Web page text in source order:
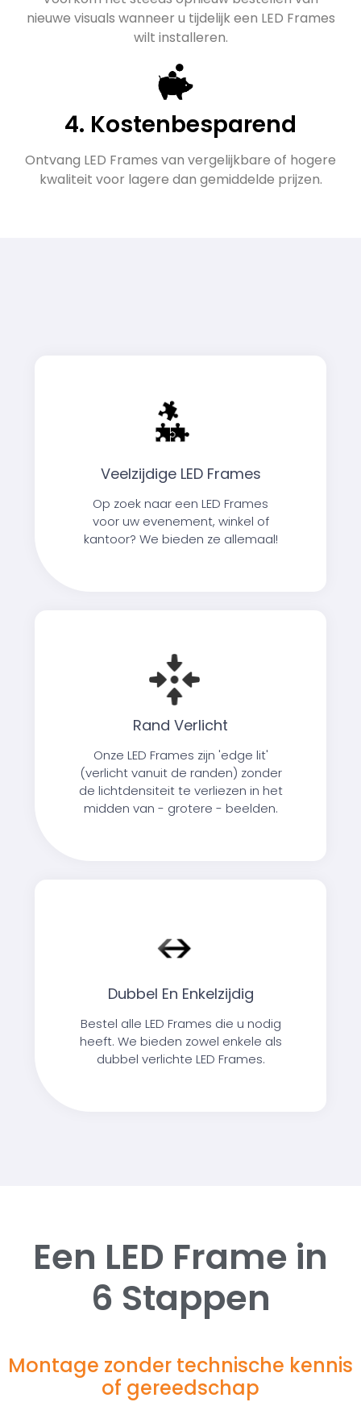
nieuwe visuals wanneer u tijdelijk een LED Frames
wilt installeren.
4. Kostenbesparend
Ontvang LED Frames van vergelijkbare of hogere
kwaliteit voor lagere dan gemiddelde prijzen.
Veelzijdige LED Frames
Op zoek naar een LED Frames
voor uw evenement, winkel of
kantoor? We bieden ze allemaal!
Rand Verlicht
Onze LED Frames zijn 'edge lit'
(verlicht vanuit de randen) zonder
de lichtdensiteit te verliezen in het
midden van - grotere - beelden.
Dubbel En Enkelzijdig
Bestel alle LED Frames die u nodig
heeft. We bieden zowel enkele als
dubbel verlichte LED Frames.
Een LED Frame in
6 Stappen
Montage zonder technische kennis
of gereedschap